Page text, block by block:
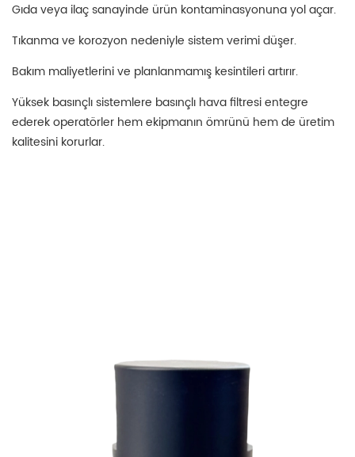
Gıda veya ilaç sanayinde ürün kontaminasyonuna yol açar.
Tıkanma ve korozyon nedeniyle sistem verimi düşer.
Bakım maliyetlerini ve planlanmamış kesintileri artırır.
Yüksek basınçlı sistemlere basınçlı hava filtresi entegre
ederek operatörler hem ekipmanın ömrünü hem de üretim
kalitesini korurlar.